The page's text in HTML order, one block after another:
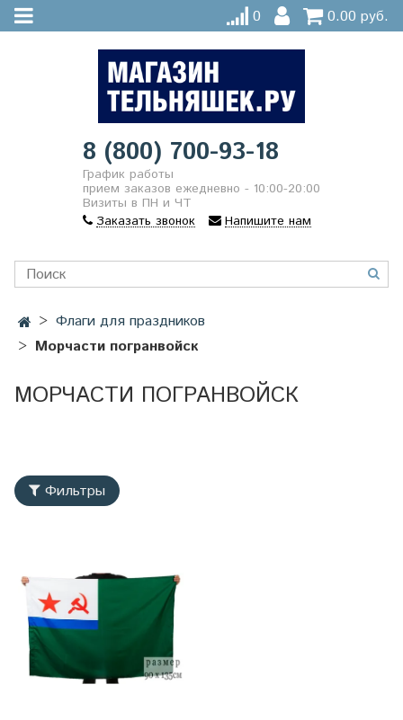
0 0.00 руб.
8 (800) 700-93-18
График работы
прием заказов ежедневно - 10:00-20:00
Визиты в ПН и ЧТ
Заказать звонок
Напишите нам
Флаги для праздников
Морчасти погранвойск
МОРЧАСТИ ПОГРАНВОЙСК
Фильтры